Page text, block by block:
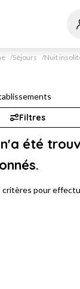
Séjours Nuit
Filtres
été
critères pour